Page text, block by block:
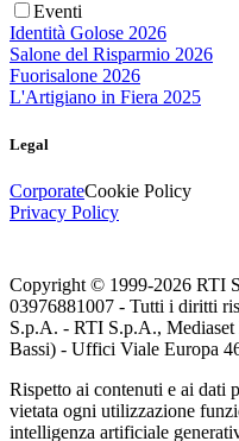
Eventi
Identità Golose 2026
Salone del Risparmio 2026
Fuorisalone 2026
L'Artigiano in Fiera 2025
Legal
CorporateCookie Policy
Privacy Policy
Copyright © 1999-2026 RTI
03976881007 - Tutti i diritti
S.p.A. - RTI S.p.A., Mediaset
Bassi) - Uffici Viale Europa
Rispetto ai contenuti e ai dati
vietata ogni utilizzazione
intelligenza artificiale